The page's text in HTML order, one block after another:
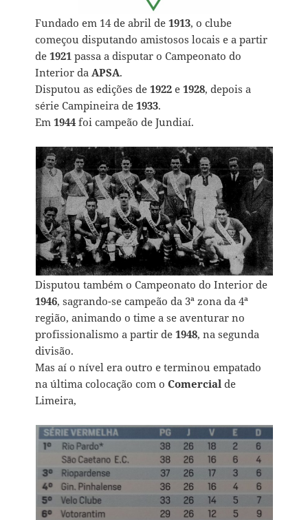
Fundado em 14 de abril de1913, o clube
começou disputando amistosos locais e a partir
de1921 passa a disputar o Campeonato do
Interior da APSA.
Disputou as edições de1922 e1928, depois a
série Campineira de1933.
Em1944 foi campeão de Jundiaí.
Disputou também o Campeonato do Interior de
1946, sagrando-se campeão da 3ª zona da 4ª
região, animando o time a se aventurar no
profissionalismo a partir de1948, na segunda
divisão.
Mas aí o nível era outro e terminou empatado
na última colocação com oComercial de
Limeira,